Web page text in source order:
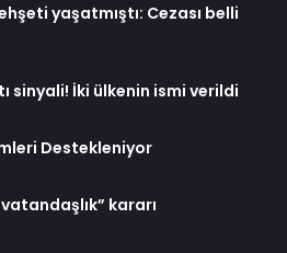
yaşatmıştı: Cezası belli
sinyali! İki ülkenin ismi verildi
Destekleniyor
kararı